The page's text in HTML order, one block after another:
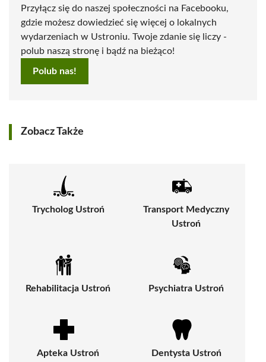
Przyłącz się do naszej społeczności na Facebooku,
gdzie możesz dowiedzieć się więcej o lokalnych
wydarzeniach w Ustroniu. Twoje zdanie się liczy -
polub naszą stronę i bądź na bieżąco!
Polub nas!
Zobacz Także
Trycholog Ustroń
Transport Medyczny
Ustroń
Rehabilitacja Ustroń Psychiatra Ustroń
Apteka Ustroń Dentysta Ustroń